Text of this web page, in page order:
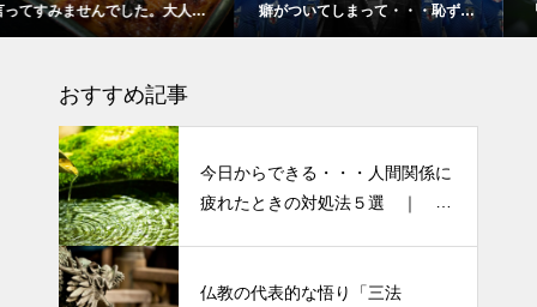
気
癖がついてしまって・・・恥ずか
しぃ～ (〃ﾉωﾉ)
「食生活習慣の改善」が今年
ーマです。
おすすめ記事
今日からできる・・・人間関係に
疲れたときの対処法５選 ｜ 心
仏教の代表的な悟り「三法